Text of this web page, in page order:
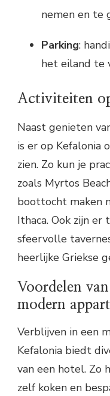
nemen en te
Parking:
het eiland te
Activiteiten
Naast genieten
is er op Kefalonia
zien. Zo kun je
zoals Myrtos
boottocht maken
Ithaca. Ook zijn
sfeervolle
heerlijke Griekse
Voordelen
modern
Verblijven in een
Kefalonia biedt
van een hotel. Zo
zelf koken en